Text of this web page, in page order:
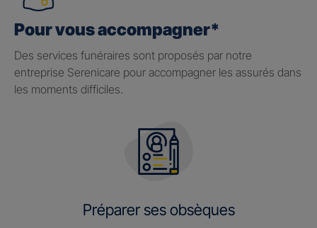
Pour vous accompagner*
Des services funéraires sont proposés par notre
entreprise Serenicare pour accompagner les assurés dans
les moments difficiles.
Préparer ses obsèques